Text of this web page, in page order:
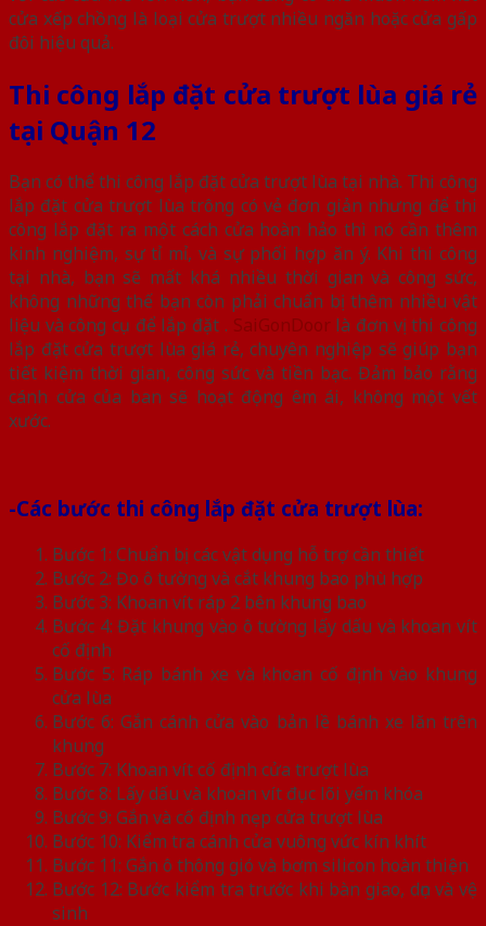
cửa xếp chồng là loại cửa trượt nhiều ngăn hoặc cửa gấp
đôi hiệu quả.
Thi công lắp đặt cửa trượt lùa giá rẻ
tại Quận 12
Bạn có thể thi công lắp đặt cửa trượt lùa tại nhà. Thi công
lắp đặt cửa trượt lùa trông có vẻ đơn giản nhưng để thi
công lắp đặt ra một cách cửa hoàn hảo thì nó cần thêm
kinh nghiệm, sự tỉ mỉ, và sự phối hợp ăn ý. Khi thi công
tại nhà, bạn sẽ mất khá nhiều thời gian và công sức,
không những thế bạn còn phải chuẩn bị thêm nhiều vật
liệu và công cụ để lắp đặt . SaiGonDoor là đơn vị thi công
lắp đặt cửa trượt lùa giá rẻ, chuyên nghiệp sẽ giúp bạn
tiết kiệm thời gian, công sức và tiền bạc. Đảm bảo rằng
cánh cửa của ban sẽ hoạt động êm ái, không một vết
xước.
-Các bước thi công lắp đặt cửa trượt lùa:
Bước 1: Chuẩn bị các vật dụng hỗ trợ cần thiết
Bước 2: Đo ô tường và cắt khung bao phù hợp
Bước 3: Khoan vít ráp 2 bên khung bao
Bước 4: Đặt khung vào ô tường lấy dấu và khoan vít
cố định
Bước 5: Ráp bánh xe và khoan cố định vào khung
cửa lùa
Bước 6: Gắn cánh cửa vào bản lề bánh xe lăn trên
khung
Bước 7: Khoan vít cố định cửa trượt lùa
Bước 8: Lấy dấu và khoan vít đục lõi yếm khóa
Bước 9: Gắn và cố định nẹp cửa trượt lùa
Bước 10: Kiểm tra cánh cửa vuông vức kín khít
Bước 11: Gắn ô thông gió và bơm silicon hoàn thiện
Bước 12: Bước kiểm tra trước khi bàn giao, dọn và vệ
sinh